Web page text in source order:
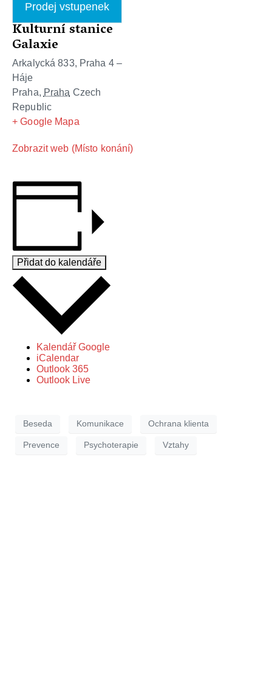
Prodej vstupenek
Kulturní stanice
Galaxie
Arkalycká 833, Praha 4 –
Háje
Praha, Praha Czech
Republic
+ Google Mapa
Zobrazit web (Místo konání)
Přidat do kalendáře
Kalendář Google
iCalendar
Outlook 365
Outlook Live
Beseda Komunikace Ochrana klienta
Prevence Psychoterapie Vztahy